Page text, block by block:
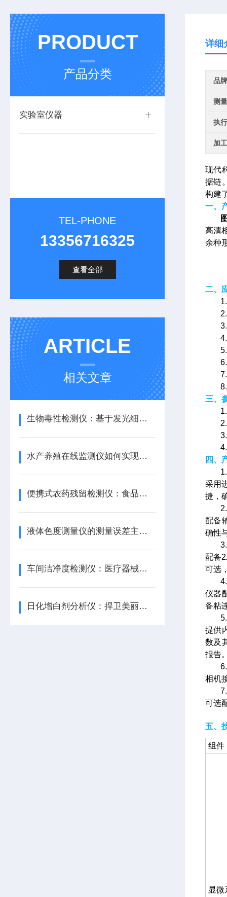
PRODUCT
产品分类
实验室仪器
TEL-PHONE
13356716325
查看全部
ARTICLE
相关文章
生物毒性检测仪：基于发光细菌的检测原理之化妆品行业的质量把关
水产养殖在线监测仪如何实现水体参数的实时调控？
便携式农药残留检测仪：食品安全的移动哨所
液体色度测量仪的测量误差主要来自哪些方面？
车间洁净度检测仪：医疗器械行业的质量把关者
日化增白剂分析仪：捍卫美丽与安全
详细
品牌
测
执
加
现代
据链
构建
一、
高清
余种
二、
三、
四、
采用
捷，
配备
确性
配备
可选
仪器
备粘
提供
数及
报告
相机
可选
五、
组件
显微